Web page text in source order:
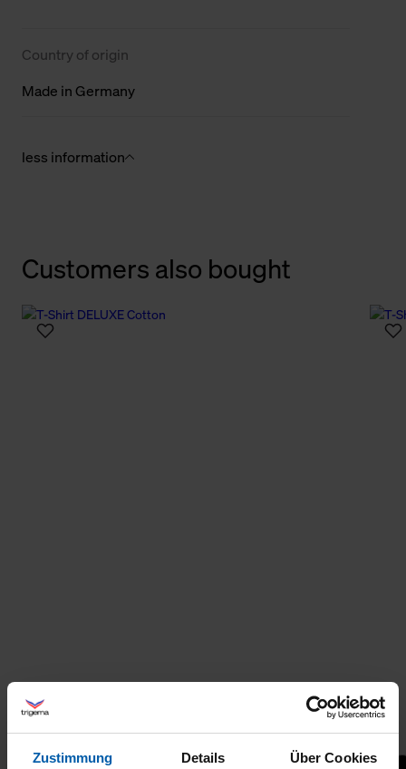
Zustimmung Details Über Cookies
Country of origin
Made in Germany
less information
Customers also bought
+21